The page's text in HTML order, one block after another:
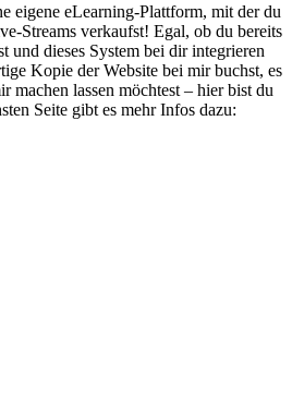
eigene eLearning-Plattform, mit der du
Streams verkaufst! Egal, ob du bereits
und dieses System bei dir integrieren
Kopie der Website bei mir buchst, es
machen lassen möchtest – hier bist du
Seite gibt es mehr Infos dazu: